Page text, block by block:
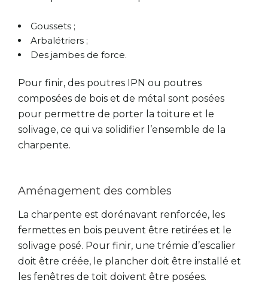
Goussets ;
Arbalétriers ;
Des jambes de force.
Pour finir, des poutres IPN ou poutres
composées de bois et de métal sont posées
pour permettre de porter la toiture et le
solivage, ce qui va solidifier l’ensemble de la
charpente.
Aménagement des combles
La charpente est dorénavant renforcée, les
fermettes en bois peuvent être retirées et le
solivage posé. Pour finir, une trémie d’escalier
doit être créée, le plancher doit être installé et
les fenêtres de toit doivent être posées.